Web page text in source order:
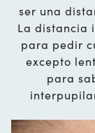
ser una
La distancia
para pedir
excepto
para